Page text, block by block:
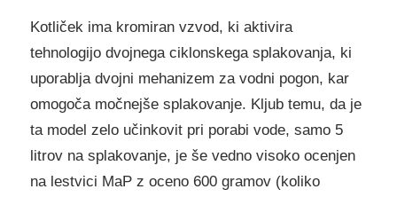
Kotliček ima kromiran vzvod, ki aktivira
tehnologijo dvojnega ciklonskega splakovanja, ki
uporablja dvojni mehanizem za vodni pogon, kar
omogoča močnejše splakovanje. Kljub temu, da je
ta model zelo učinkovit pri porabi vode, samo 5
litrov na splakovanje, je še vedno visoko ocenjen
na lestvici MaP z oceno 600 gramov (koliko